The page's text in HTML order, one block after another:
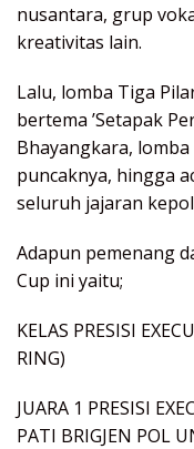
nusantara, grup
kreativitas lain.
Lalu, lomba Tiga
bertema ’Setapak
Bhayangkara,
puncaknya, hingga
seluruh jajaran
Adapun pemenang
Cup ini yaitu;
KELAS PRESISI
RING)
JUARA 1 PRESISI
PATI BRIGJEN POL